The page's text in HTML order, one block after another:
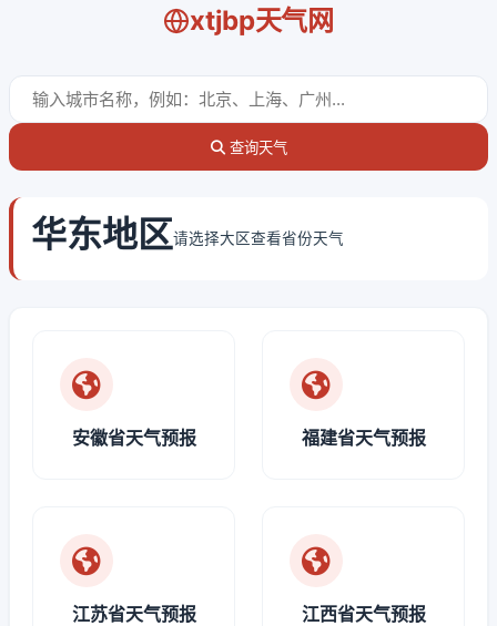
xtjbp天气网
查询天气
华东地区请选择大区查看省份天气
安徽省天气预报 福建省天气预报
江苏省天气预报 江西省天气预报